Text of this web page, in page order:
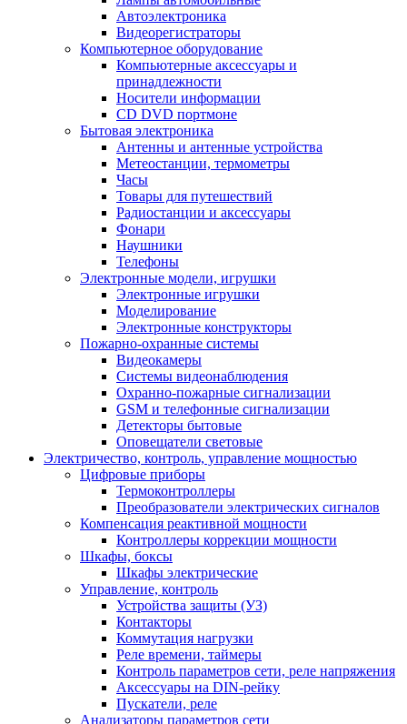
Автоэлектроника
Видеорегистраторы
Компьютерное оборудование
Компьютерные аксессуары и
принадлежности
Носители информации
CD DVD портмоне
Бытовая электроника
Антенны и антенные устройства
Метеостанции, термометры
Часы
Товары для путешествий
Радиостанции и аксессуары
Фонари
Наушники
Телефоны
Электронные модели, игрушки
Электронные игрушки
Моделирование
Электронные конструкторы
Пожарно-охранные системы
Видеокамеры
Системы видеонаблюдения
Охранно-пожарные сигнализации
GSM и телефонные сигнализации
Детекторы бытовые
Оповещатели световые
Электричество, контроль, управление мощностью
Цифровые приборы
Термоконтроллеры
Преобразователи электрических сигналов
Компенсация реактивной мощности
Контроллеры коррекции мощности
Шкафы, боксы
Шкафы электрические
Управление, контроль
Устройства защиты (УЗ)
Контакторы
Коммутация нагрузки
Реле времени, таймеры
Контроль параметров сети, реле напряжения
Аксессуары на DIN-рейку
Пускатели, реле
Анализаторы параметров сети